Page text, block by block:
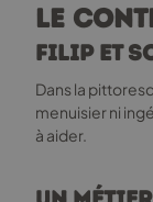
sur
la
du
produit
Le
Filip et
Dans la
menuisier ni
à aider.